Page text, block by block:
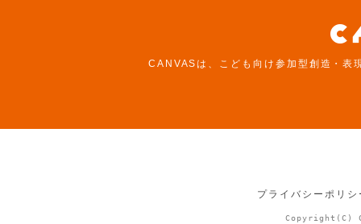
CANVASは、こども向け参加型創造・表
プライバシーポリ
Copyright(C)